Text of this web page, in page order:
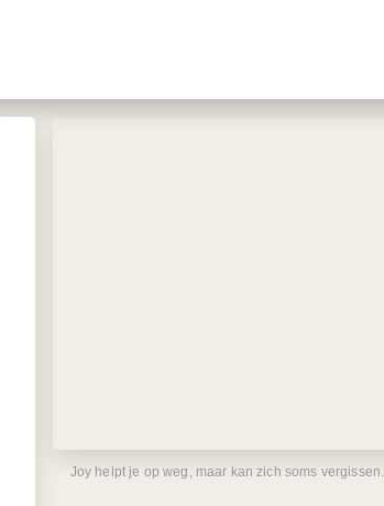
Joy helpt je op weg, maar kan zich soms vergissen.